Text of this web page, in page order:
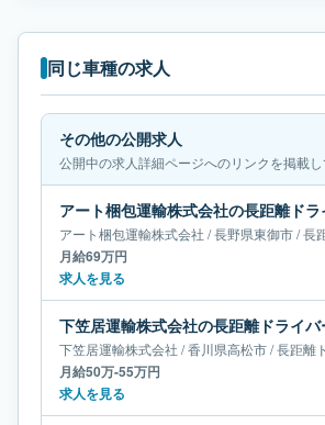
同じ車種の求人
その他の公開求人
公開中の求人詳細ページへのリンクを掲載し
アート梱包運輸株式会社 /長野県東御市/長
月給69万円
求人を見る
下笠居運輸株式会社 /香川県高松市/長距離
月給50万-55万円
求人を見る